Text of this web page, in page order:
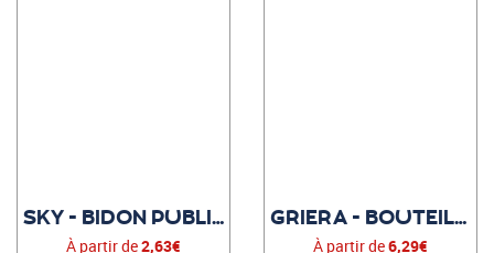
SKY - BIDON PUBLICITAIRE
À partir de2,63€
GRIERA - BOUTEILLE PERSONNALISÉE
À partir de6,29€